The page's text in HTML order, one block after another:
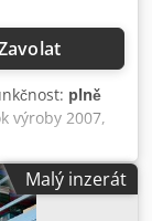
plně
výroby 2007,
534 mm,
až 4 000
Malý inzerát